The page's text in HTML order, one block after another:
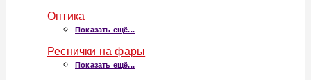
Оптика
Показать ещё...
Реснички на фары
Показать ещё...